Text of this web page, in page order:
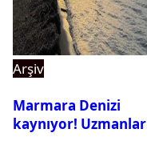
Arşiv
Marmara Denizi
kaynıyor! Uzmanlar